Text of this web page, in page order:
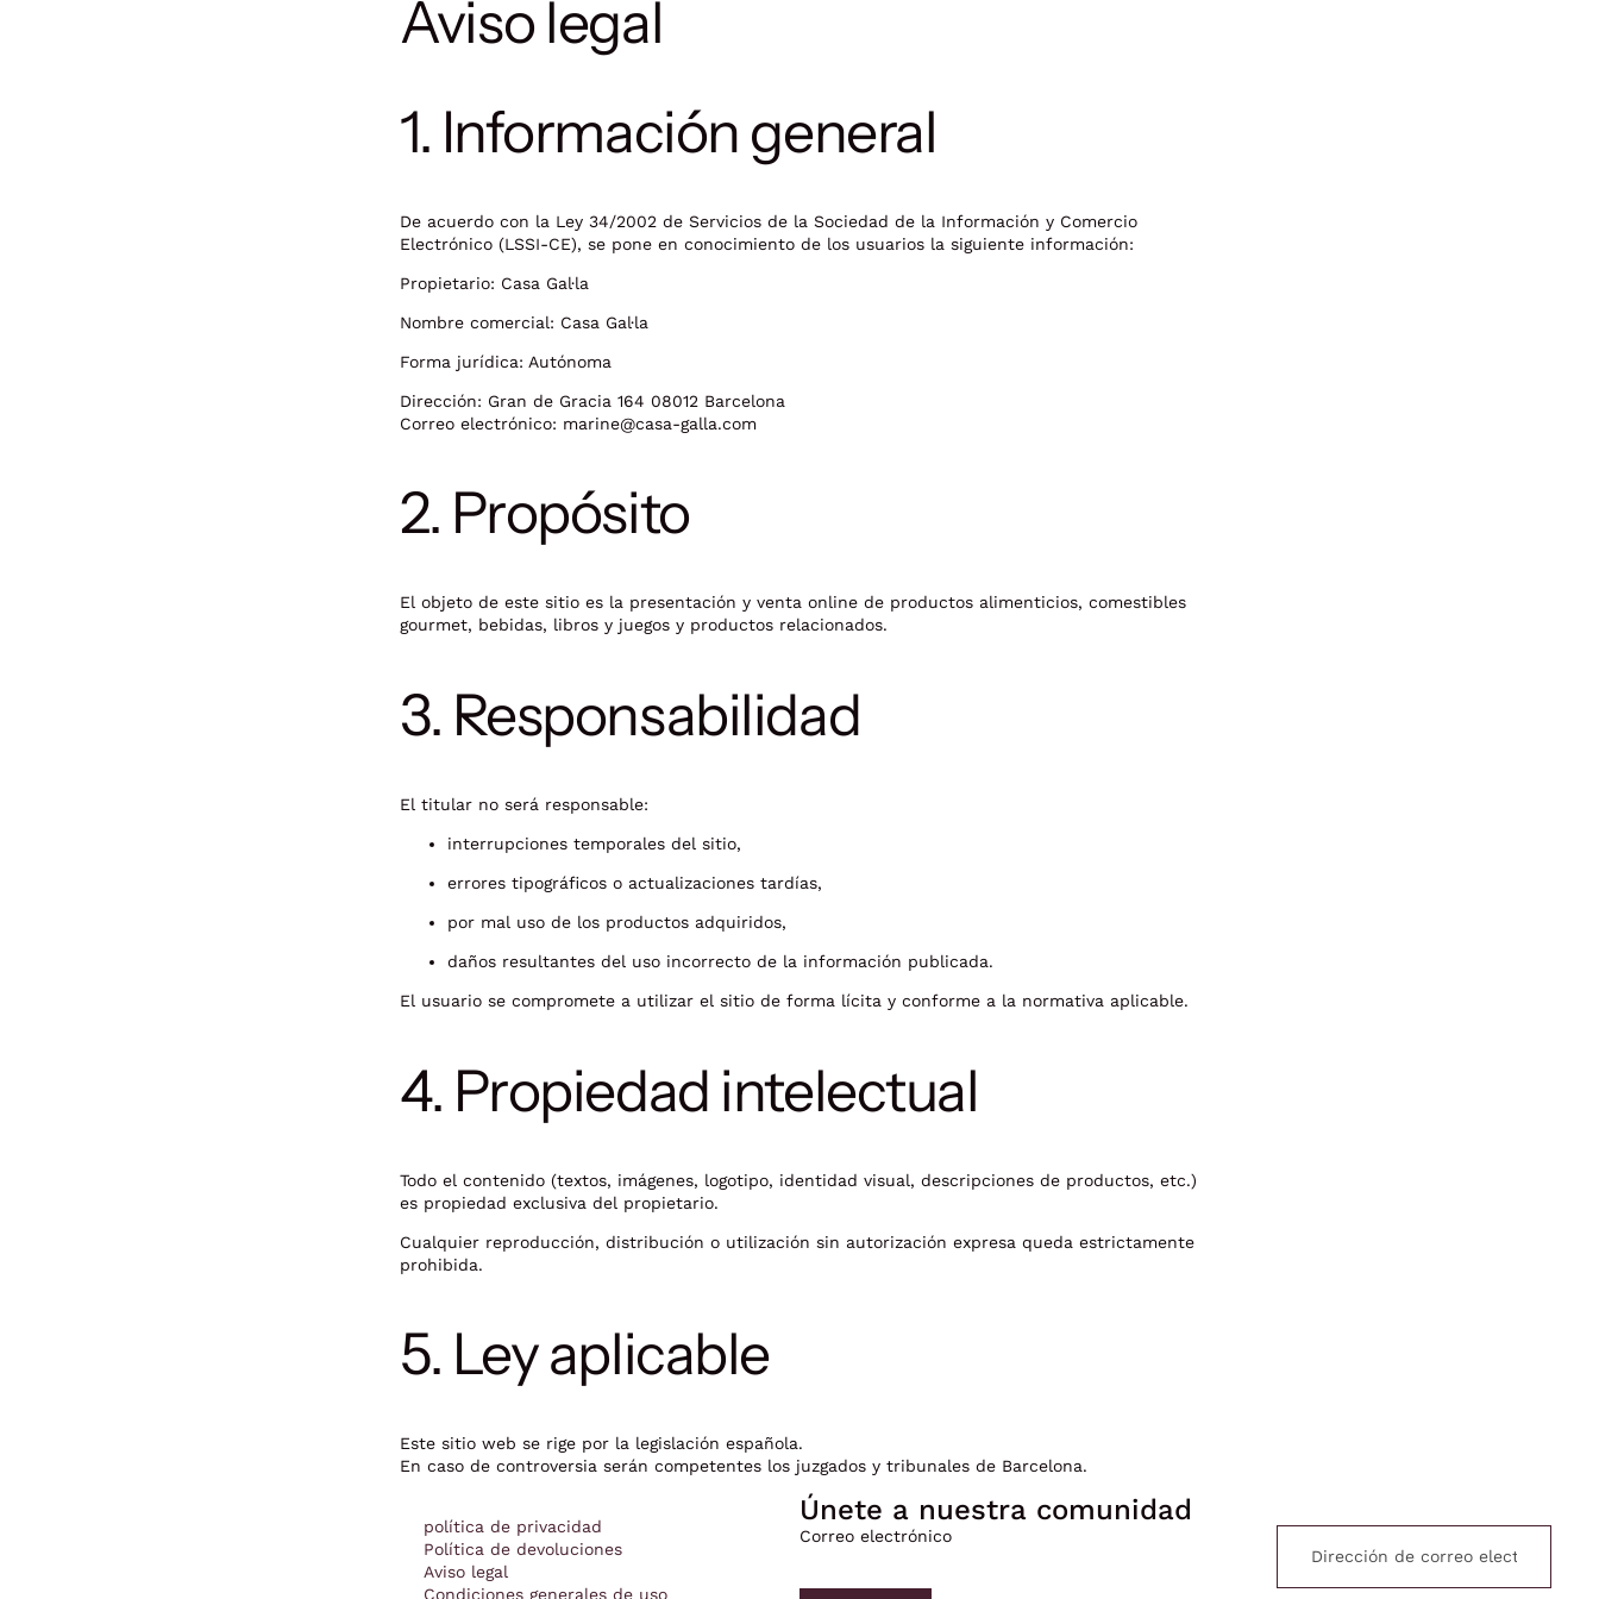
Aviso legal
1. Información general
De acuerdo con la Ley 34/2002 de Servicios de la Sociedad de la Información y Comercio
Electrónico (LSSI-CE), se pone en conocimiento de los usuarios la siguiente información:
Propietario: Casa Gal·la
Nombre comercial: Casa Gal·la
Forma jurídica: Autónoma
Dirección: Gran de Gracia 164 08012 Barcelona
Correo electrónico: marine@casa-galla.com
2. Propósito
El objeto de este sitio es la presentación y venta online de productos alimenticios, comestibles
gourmet, bebidas, libros y juegos y productos relacionados.
3. Responsabilidad
El titular no será responsable:
interrupciones temporales del sitio,
errores tipográficos o actualizaciones tardías,
por mal uso de los productos adquiridos,
daños resultantes del uso incorrecto de la información publicada.
El usuario se compromete a utilizar el sitio de forma lícita y conforme a la normativa aplicable.
4. Propiedad intelectual
Todo el contenido (textos, imágenes, logotipo, identidad visual, descripciones de productos, etc.)
es propiedad exclusiva del propietario.
Cualquier reproducción, distribución o utilización sin autorización expresa queda estrictamente
prohibida.
5. Ley aplicable
Este sitio web se rige por la legislación española.
En caso de controversia serán competentes los juzgados y tribunales de Barcelona.
política de privacidad
Política de devoluciones
Aviso legal
Condiciones generales de uso
Únete a nuestra comunidad
Correo electrónico